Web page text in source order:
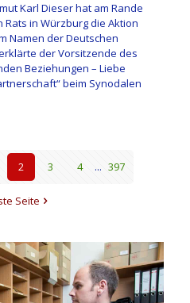
Karl Dieser hat am Rande
in Würzburg die Aktion
Namen der Deutschen
der Vorsitzende des
Beziehungen – Liebe
beim Synodalen
2 3 4 ... 397
Seite